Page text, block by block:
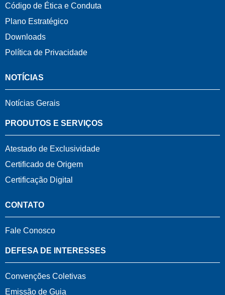
Código de Ética e Conduta
Plano Estratégico
Downloads
Política de Privacidade
NOTÍCIAS
Notícias Gerais
PRODUTOS E SERVIÇOS
Atestado de Exclusividade
Certificado de Origem
Certificação Digital
CONTATO
Fale Conosco
DEFESA DE INTERESSES
Convenções Coletivas
Emissão de Guia